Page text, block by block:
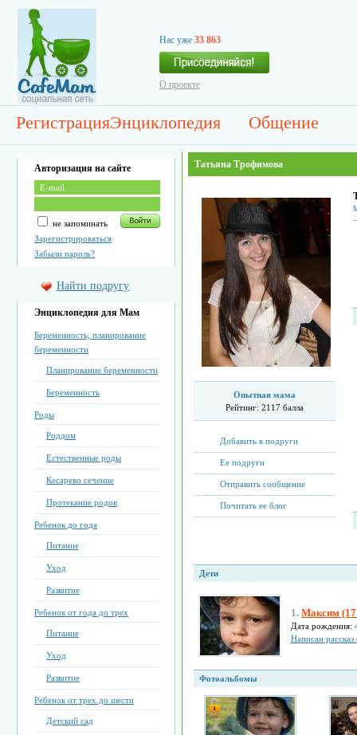
Нас уже 33 863
О проекте
РегистрацияЭнциклопедия Общение
Авторизация на сайте
не запоминать
Зарегистрироваться
Забыли пароль?
Найти подругу
Энциклопедия для Мам
Беременность, планирование
беременности
Планирование беременности
Беременность
Роды
Роддом
Естественные роды
Кесарево сечение
Протекание родов
Ребенок до года
Питание
Уход
Развитие
Ребенок от года до трех
Питание
Уход
Развитие
Ребенок от трех до шести
Детский сад
Татьяна Трофимова
Опытная мама
Рейтинг: 2117 балла
Добавить в подруги
Ее подруги
Отправить сообщение
Почитать ее блог
Дети
1. Максим (17
Дата рождения:
Написан
Фотоальбомы